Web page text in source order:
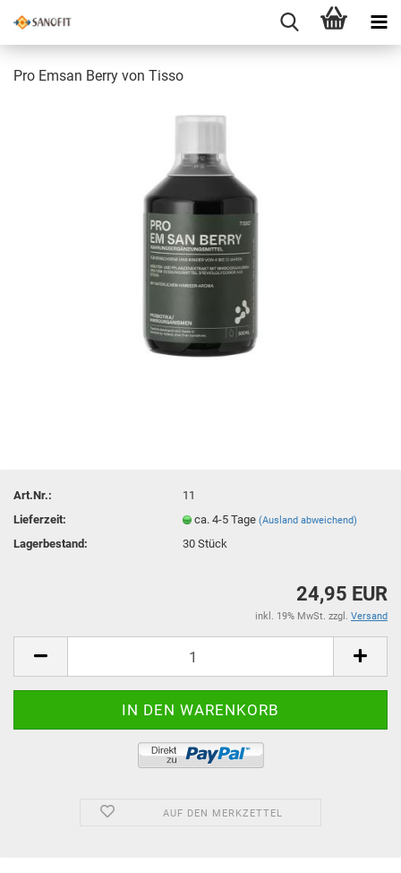
Pro Emsan Berry von Tisso
Art.Nr.:
11
Lieferzeit:
ca. 4-5 Tage(Ausland abweichend)
Lagerbestand: 30Stück
24,95 EUR
inkl. 19% MwSt. zzgl. Versand
AUF DEN MERKZETTEL